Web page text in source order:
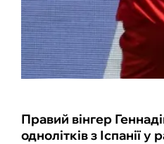
Правий вінгер
однолітків з Іспанії